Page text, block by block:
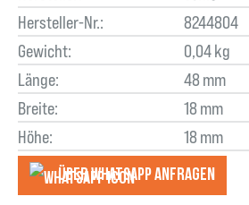
Hersteller-Nr.:
8244804
Gewicht:
0,04 kg
Länge:
48 mm
Breite:
18 mm
Höhe:
18 mm
Über WhatsApp anfragеn